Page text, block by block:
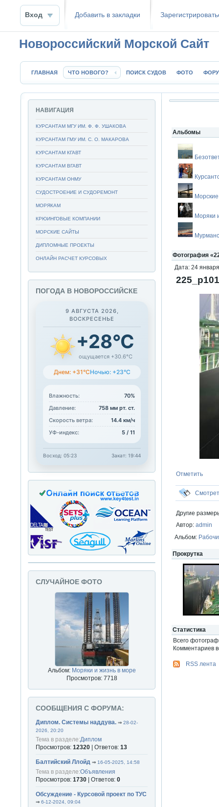
Вход Добавить в закладки
Новороссийский Морской Сайт
ГЛАВНАЯ ЧТО НОВОГО? ПОИСК СУДОВ ФОТО
Альбомы
Моряки
Фотография
Дата: 24
Отметить
Другие
Автор:admin
Альбом:
Прокрутка
Статистика
Всего
Комментариев
RSS лента
НАВИГАЦИЯ
КУРСАНТАМ МГУ ИМ. Ф. Ф. УШАКОВА
КУРСАНТАМ ГМУ ИМ. С. О. МАКАРОВА
КУРСАНТАМ КГАВТ
КУРСАНТАМ ВГАВТ
КУРСАНТАМ ОНМУ
СУДОСТРОЕНИЕ И СУДОРЕМОНТ
МОРЯКАМ
КРЮИНГОВЫЕ КОМПАНИИ
МОРСКИЕ САЙТЫ
ДИПЛОМНЫЕ ПРОЕКТЫ
ОНЛАЙН РАСЧЕТ КУРСОВЫХ
ПОГОДА В НОВОРОССИЙСКЕ
9 АВГУСТА 2026,
ВОСКРЕСЕНЬЕ
+28°C
ощущается +30.6°C
Днем: +31°CНочью: +23°C
Влажность:
70%
Давление:
758 мм рт. ст.
Скорость ветра:
14.4 км/ч
УФ-индекс:
5 / 11
Восход: 05:23 Закат: 19:44
СЛУЧАЙНОЕ ФОТО
Альбом: Моряки и жизнь в море
Просмотров: 7718
СООБЩЕНИЯ С ФОРУМА:
Диплом. Системы наддува. ⇒28-02-
2026, 20:20
Тема в разделе:Диплом
Просмотров:12320 | Ответов:13
Балтийский Ллойд ⇒16-05-2025, 14:58
Тема в разделе:Объявления
Просмотров:1730 | Ответов:0
Обсуждение - Курсовой проект по ТУС
⇒6-12-2024, 09:04